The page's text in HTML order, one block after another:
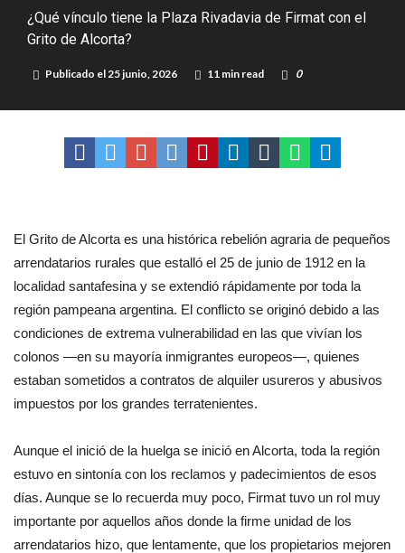
Distinguieron a Ramiro Maldonado, el campeón juvenil de malambo
¿Qué vínculo tiene la Plaza Rivadavia de Firmat con el
Grito de Alcorta?
Publicado el25 junio, 2026 11 min read 0
El Grito de Alcorta es una histórica rebelión agraria de pequeños
arrendatarios rurales que estalló el 25 de junio de 1912 en la
localidad santafesina y se extendió rápidamente por toda la
región pampeana argentina. El conflicto se originó debido a las
condiciones de extrema vulnerabilidad en las que vivían los
colonos —en su mayoría inmigrantes europeos—, quienes
estaban sometidos a contratos de alquiler usureros y abusivos
impuestos por los grandes terratenientes.
Aunque el inició de la huelga se inició en Alcorta, toda la región
estuvo en sintonía con los reclamos y padecimientos de esos
días. Aunque se lo recuerda muy poco, Firmat tuvo un rol muy
importante por aquellos años donde la firme unidad de los
arrendatarios hizo, que lentamente, que los propietarios mejoren